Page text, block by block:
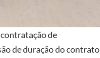
de
de duração do contrato